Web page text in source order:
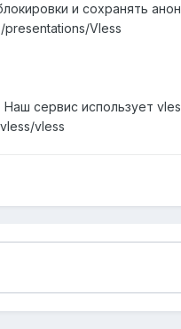
и сохранять
Vless
сервис использует
vless